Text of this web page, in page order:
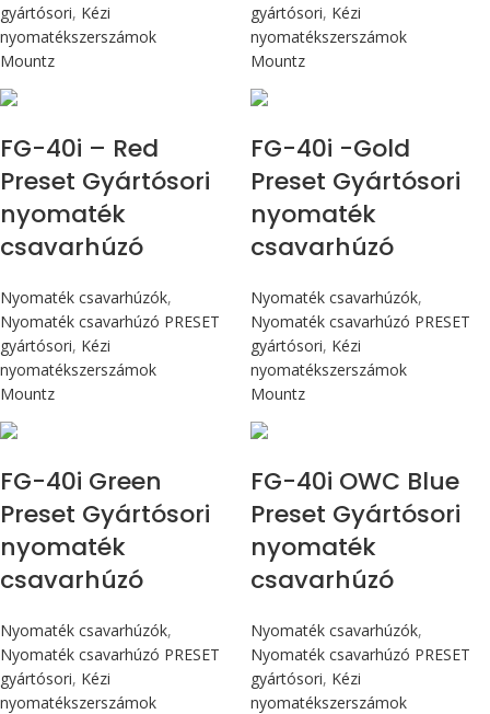
gyártósori, Kézi
nyomatékszerszámok
Mountz
gyártósori, Kézi
nyomatékszerszámok
Mountz
FG-40i – Red
Preset Gyártósori
nyomaték
csavarhúzó
Nyomaték csavarhúzók,
Nyomaték csavarhúzó PRESET
gyártósori, Kézi
nyomatékszerszámok
Mountz
FG-40i -Gold
Preset Gyártósori
nyomaték
csavarhúzó
Nyomaték csavarhúzók,
Nyomaték csavarhúzó PRESET
gyártósori, Kézi
nyomatékszerszámok
Mountz
FG-40i Green
Preset Gyártósori
nyomaték
csavarhúzó
Nyomaték csavarhúzók,
Nyomaték csavarhúzó PRESET
gyártósori, Kézi
nyomatékszerszámok
FG-40i OWC Blue
Preset Gyártósori
nyomaték
csavarhúzó
Nyomaték csavarhúzók,
Nyomaték csavarhúzó PRESET
gyártósori, Kézi
nyomatékszerszámok